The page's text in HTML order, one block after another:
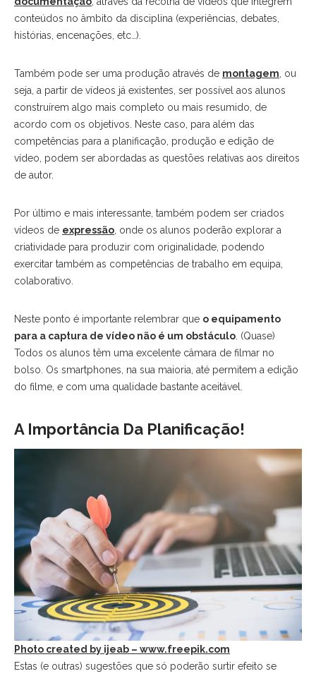
conteúdos no âmbito da disciplina (experiências, debates,
histórias, encenações, etc…).
Também pode ser uma produção através de montagem , ou
seja, a partir de vídeos já existentes, ser possível aos alunos
construírem algo mais completo ou mais resumido, de
acordo com os objetivos. Neste caso, para além das
competências para a planificação, produção e edição de
vídeo, podem ser abordadas as questões relativas aos direitos
de autor.
Por último e mais interessante, também podem ser criados
vídeos de expressão , onde os alunos poderão explorar a
criatividade para produzir com originalidade, podendo
exercitar também as competências de trabalho em equipa,
colaborativo.
Neste ponto é importante relembrar que o equipamento
para a captura de vídeo não é um obstáculo . (Quase)
Todos os alunos têm uma excelente câmara de filmar no
bolso. Os smartphones, na sua maioria, até permitem a edição
do filme, e com uma qualidade bastante aceitável.
A Importância Da Planificação!
Photo created by ijeab – www.freepik.com
Estas (e outras) sugestões que só poderão surtir efeito se